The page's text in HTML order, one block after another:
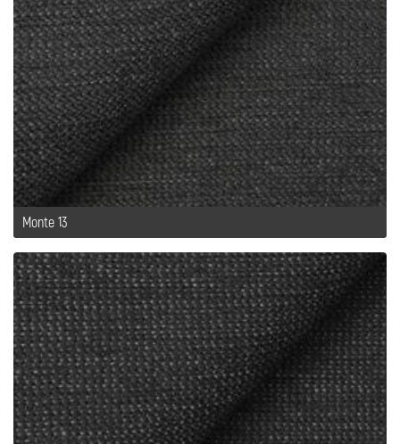
Monte 13